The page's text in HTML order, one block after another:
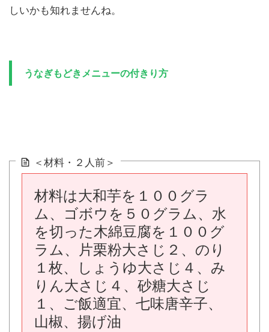
しいかも知れませんね。
うなぎもどきメニューの付きり方
＜材料・２人前＞
材料は大和芋を１００グラ
ム、ゴボウを５０グラム、水
を切った木綿豆腐を１００グ
ラム、片栗粉大さじ２、のり
１枚、しょうゆ大さじ４、み
りん大さじ４、砂糖大さじ
１、ご飯適宜、七味唐辛子、
山椒、揚げ油